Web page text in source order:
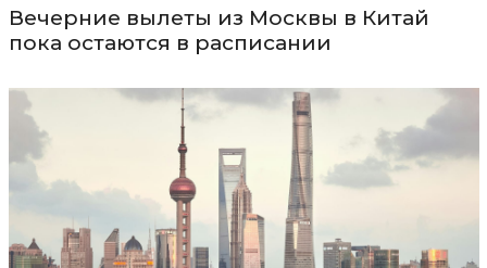
Вечерние вылеты из Москвы в Китай
пока остаются в расписании